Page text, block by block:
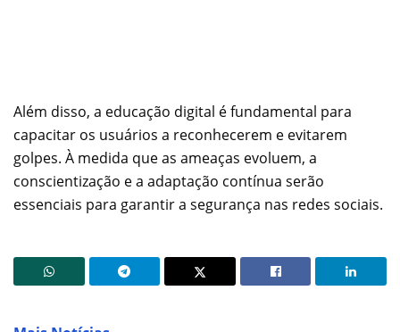
Além disso, a educação digital é fundamental para
capacitar os usuários a reconhecerem e evitarem
golpes. À medida que as ameaças evoluem, a
conscientização e a adaptação contínua serão
essenciais para garantir a segurança nas redes sociais.